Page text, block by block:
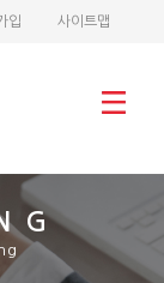
입 사이트맵